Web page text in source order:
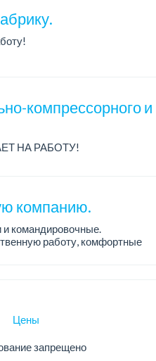
компрессорного и
НА РАБОТУ!
компанию.
и командировочные.
работу, комфортные
Цены
запрещено